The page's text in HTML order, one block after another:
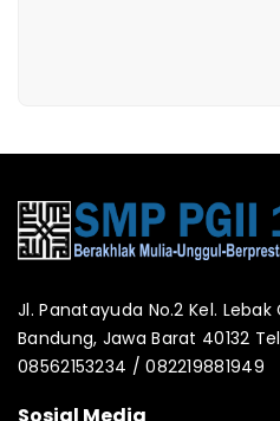
Jl. Panatayuda No.2 Kel.
Bandung, Jawa Barat 40132
08562153234 / 082219881949